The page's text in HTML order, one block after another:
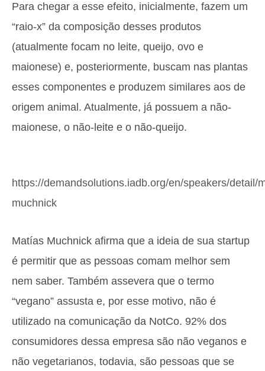
Para chegar a esse efeito, inicialmente, fazem um
“raio-x” da composição desses produtos
(atualmente focam no leite, queijo, ovo e
maionese) e, posteriormente, buscam nas plantas
esses componentes e produzem similares aos de
origem animal. Atualmente, já possuem a não-
maionese, o não-leite e o não-queijo.
https://demandsolutions.iadb.org/en/speakers/detail/
muchnick
Matías Muchnick afirma que a ideia de sua startup
é permitir que as pessoas comam melhor sem
nem saber. Também assevera que o termo
“vegano” assusta e, por esse motivo, não é
utilizado na comunicação da NotCo. 92% dos
consumidores dessa empresa são não veganos e
não vegetarianos, todavia, são pessoas que se